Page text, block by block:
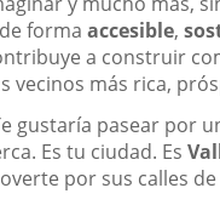
forma accesible,
a construir
vecinos más rica,
gustaría pasear por
Es tu ciudad. Es
por sus calles